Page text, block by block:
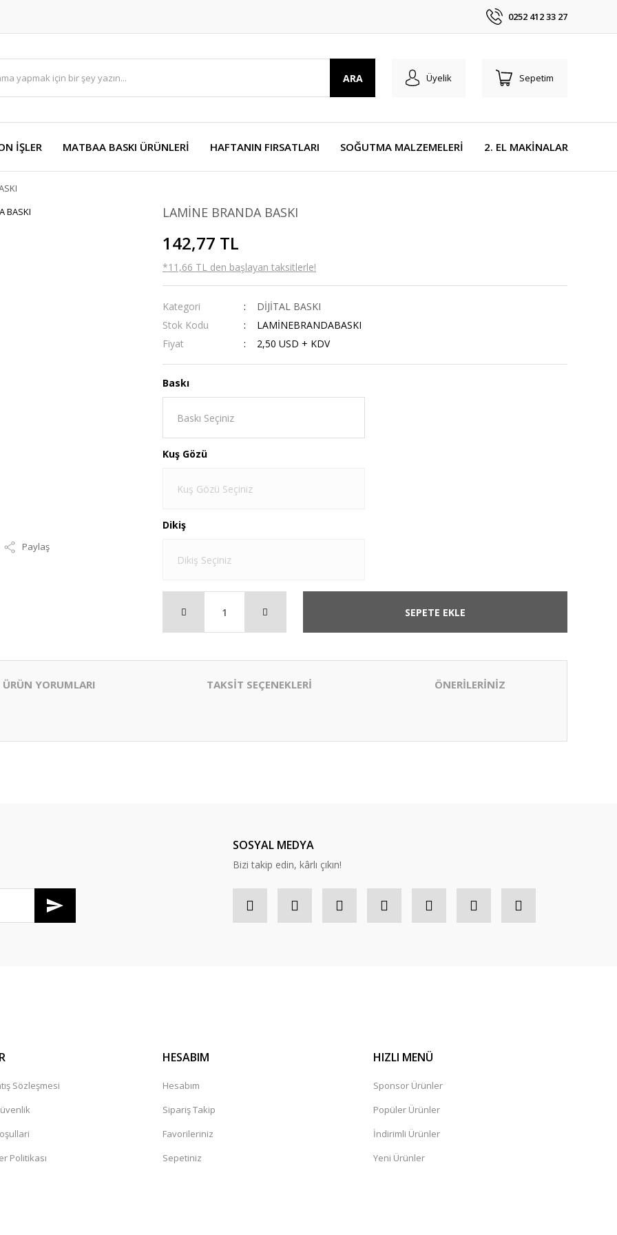
0252 412 33 27
ARA Üyelik Sepetim
İŞLER MATBAA BASKI ÜRÜNLERİ HAFTANIN FIRSATLARI SOĞUTMA MALZEMELERİ 2. EL MAKİNALAR
Paylaş
LAMİNE BRANDA BASKI
142,77 TL
*11,66 TL den başlayan taksitlerle!
Kategori
DİJİTAL BASKI
Stok Kodu
LAMİNEBRANDABASKI
Fiyat
2,50 USD + KDV
Baskı
Kuş Gözü
Dikiş
SEPETE EKLE
ÜRÜN YORUMLARI TAKSİT SEÇENEKLERİ ÖNERİLERİNİZ
SOSYAL MEDYA
Bizi takip edin, kârlı çıkın!
Sözleşmesi
Politikası
HESABIM
Hesabım
Sipariş Takip
Favorileriniz
Sepetiniz
HIZLI MENÜ
Sponsor Ürünler
Popüler Ürünler
İndirimli Ürünler
Yeni Ürünler